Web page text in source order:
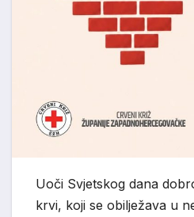
Uoči Svjetskog dana
krvi, koji se obilježava u